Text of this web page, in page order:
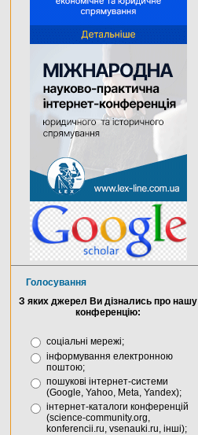
Голосування
З яких джерел Ви дізнались про нашу
конференцію:
соціальні мережі;
інформування електронною
поштою;
пошукові інтернет-системи
(Google, Yahoo, Meta, Yandex);
інтернет-каталоги конференцій
(science-community.org,
konferencii.ru, vsenauki.ru, інші);